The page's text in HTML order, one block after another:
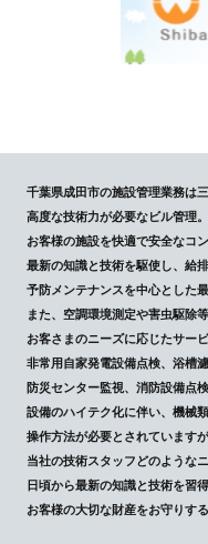
千葉県成田市の施設管理業務は
高度な技術力が必要なビル管理。
お客様の施設を快適で安全なコ
最新の知識と技術を駆使し、給
予防メンテナンスを中心とした
また、空調環境測定や害虫駆除等
お客さまのニーズに応じたサー
非常用自家発電設備点検、浴槽
防災センター監視、消防設備点
設備のハイテク化に伴い、機械
操作方法が必要とされていますが
当社の技術スタッフどのような
日頃から最新の知識と技術を習得
お客様の大切な財産をお守りす